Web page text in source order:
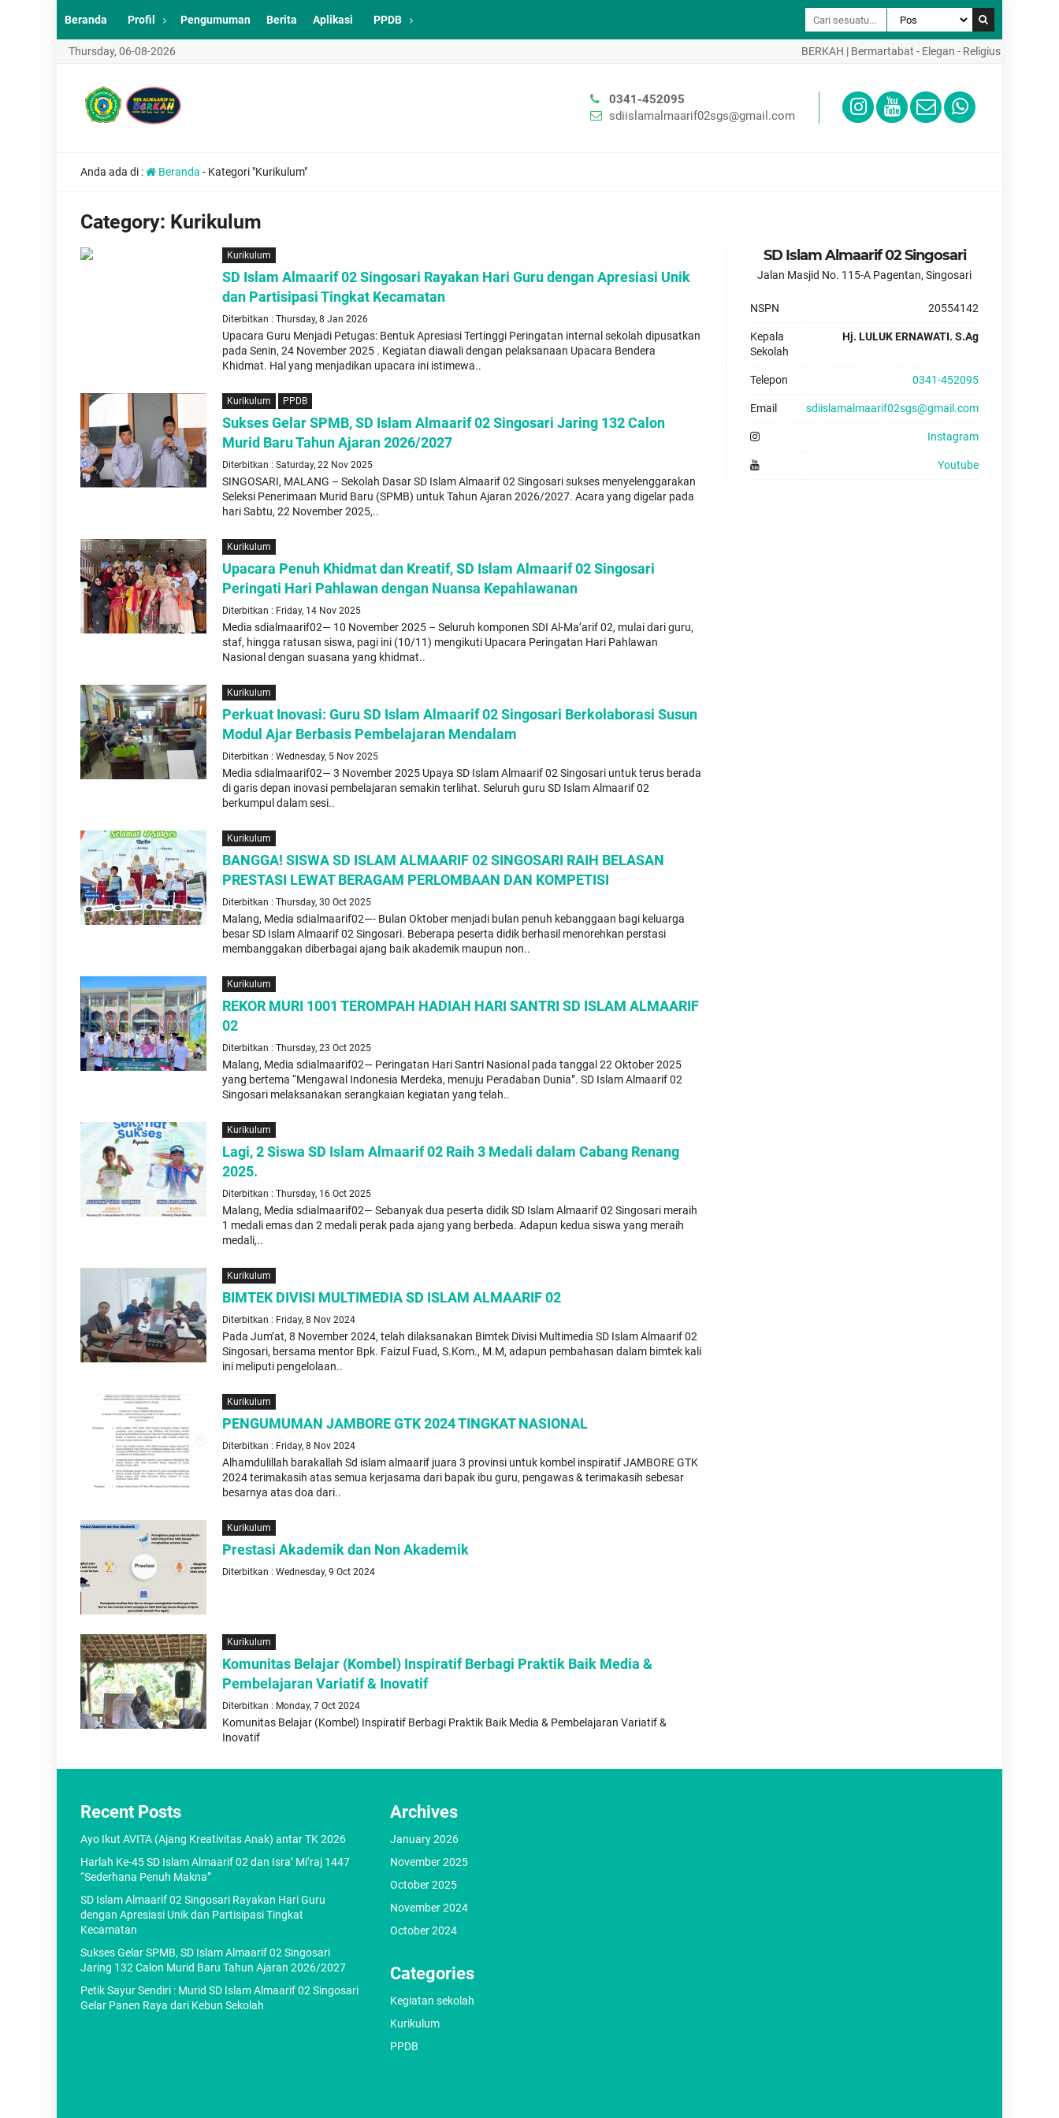
Beranda Profil Pengumuman Berita Aplikasi PPDB
Thursday, 06-08-2026 BERKAH | Bermartabat - Elegan - Religius - Kreatif - Aktif
0341-452095
sdiislamalmaarif02sgs@gmail.com
Anda ada di : Beranda - Kategori "Kurikulum"
Category: Kurikulum
Kurikulum
SD Islam Almaarif 02 Singosari Rayakan Hari Guru dengan Apresiasi Unik
dan Partisipasi Tingkat Kecamatan
Diterbitkan : Thursday, 8 Jan 2026
Upacara Guru Menjadi Petugas: Bentuk Apresiasi Tertinggi Peringatan internal sekolah dipusatkan
pada Senin, 24 November 2025 . Kegiatan diawali dengan pelaksanaan Upacara Bendera
Khidmat. Hal yang menjadikan upacara ini istimewa..
Kurikulum PPDB
Sukses Gelar SPMB, SD Islam Almaarif 02 Singosari Jaring 132 Calon
Murid Baru Tahun Ajaran 2026/2027
Diterbitkan : Saturday, 22 Nov 2025
SINGOSARI, MALANG – Sekolah Dasar SD Islam Almaarif 02 Singosari sukses menyelenggarakan
Seleksi Penerimaan Murid Baru (SPMB) untuk Tahun Ajaran 2026/2027. Acara yang digelar pada
hari Sabtu, 22 November 2025,..
Kurikulum
Upacara Penuh Khidmat dan Kreatif, SD Islam Almaarif 02 Singosari
Peringati Hari Pahlawan dengan Nuansa Kepahlawanan
Diterbitkan : Friday, 14 Nov 2025
Media sdialmaarif02— 10 November 2025 – Seluruh komponen SDI Al-Ma’arif 02, mulai dari guru,
staf, hingga ratusan siswa, pagi ini (10/11) mengikuti Upacara Peringatan Hari Pahlawan
Nasional dengan suasana yang khidmat..
Kurikulum
Perkuat Inovasi: Guru SD Islam Almaarif 02 Singosari Berkolaborasi Susun
Modul Ajar Berbasis Pembelajaran Mendalam
Diterbitkan : Wednesday, 5 Nov 2025
Media sdialmaarif02— 3 November 2025 Upaya SD Islam Almaarif 02 Singosari untuk terus berada
di garis depan inovasi pembelajaran semakin terlihat. Seluruh guru SD Islam Almaarif 02
berkumpul dalam sesi..
Kurikulum
BANGGA! SISWA SD ISLAM ALMAARIF 02 SINGOSARI RAIH BELASAN
PRESTASI LEWAT BERAGAM PERLOMBAAN DAN KOMPETISI
Diterbitkan : Thursday, 30 Oct 2025
Malang, Media sdialmaarif02—- Bulan Oktober menjadi bulan penuh kebanggaan bagi keluarga
besar SD Islam Almaarif 02 Singosari. Beberapa peserta didik berhasil menorehkan perstasi
membanggakan diberbagai ajang baik akademik maupun non..
Kurikulum
REKOR MURI 1001 TEROMPAH HADIAH HARI SANTRI SD ISLAM ALMAARIF
02
Diterbitkan : Thursday, 23 Oct 2025
Malang, Media sdialmaarif02— Peringatan Hari Santri Nasional pada tanggal 22 Oktober 2025
yang bertema “Mengawal Indonesia Merdeka, menuju Peradaban Dunia”. SD Islam Almaarif 02
Singosari melaksanakan serangkaian kegiatan yang telah..
Kurikulum
Lagi, 2 Siswa SD Islam Almaarif 02 Raih 3 Medali dalam Cabang Renang
2025.
Diterbitkan : Thursday, 16 Oct 2025
Malang, Media sdialmaarif02— Sebanyak dua peserta didik SD Islam Almaarif 02 Singosari meraih
1 medali emas dan 2 medali perak pada ajang yang berbeda. Adapun kedua siswa yang meraih
medali,..
Kurikulum
BIMTEK DIVISI MULTIMEDIA SD ISLAM ALMAARIF 02
Diterbitkan : Friday, 8 Nov 2024
Pada Jum’at, 8 November 2024, telah dilaksanakan Bimtek Divisi Multimedia SD Islam Almaarif 02
Singosari, bersama mentor Bpk. Faizul Fuad, S.Kom., M.M, adapun pembahasan dalam bimtek kali
ini meliputi pengelolaan..
Kurikulum
PENGUMUMAN JAMBORE GTK 2024 TINGKAT NASIONAL
Diterbitkan : Friday, 8 Nov 2024
Alhamdulillah barakallah Sd islam almaarif juara 3 provinsi untuk kombel inspiratif JAMBORE GTK
2024 terimakasih atas semua kerjasama dari bapak ibu guru, pengawas & terimakasih sebesar
besarnya atas doa dari..
Kurikulum
Prestasi Akademik dan Non Akademik
Diterbitkan : Wednesday, 9 Oct 2024
Kurikulum
Komunitas Belajar (Kombel) Inspiratif Berbagi Praktik Baik Media &
Pembelajaran Variatif & Inovatif
Diterbitkan : Monday, 7 Oct 2024
Komunitas Belajar (Kombel) Inspiratif Berbagi Praktik Baik Media & Pembelajaran Variatif &
Inovatif
SD Islam Almaarif 02 Singosari
Jalan Masjid No. 115-A Pagentan, Singosari
NSPN 20554142
Kepala
Sekolah
Hj. LULUK ERNAWATI. S.Ag
Telepon 0341-452095
Email sdiislamalmaarif02sgs@gmail.com
Instagram
Youtube
Recent Posts
Ayo Ikut AVITA (Ajang Kreativitas Anak) antar TK 2026
Harlah Ke-45 SD Islam Almaarif 02 dan Isra’ Mi’raj 1447
“Sederhana Penuh Makna”
SD Islam Almaarif 02 Singosari Rayakan Hari Guru
dengan Apresiasi Unik dan Partisipasi Tingkat
Kecamatan
Sukses Gelar SPMB, SD Islam Almaarif 02 Singosari
Jaring 132 Calon Murid Baru Tahun Ajaran 2026/2027
Petik Sayur Sendiri : Murid SD Islam Almaarif 02 Singosari
Gelar Panen Raya dari Kebun Sekolah
Archives
January 2026
November 2025
October 2025
November 2024
October 2024
Categories
Kegiatan sekolah
Kurikulum
PPDB